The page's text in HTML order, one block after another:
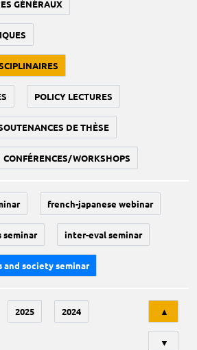
GÉNÉRAUX
POLICY LECTURES
DE THÈSE
CONFÉRENCES/WORKSHOPS
french-japanese webinar
seminar inter-eval seminar
and society seminar
2025 2024 ▲
▼